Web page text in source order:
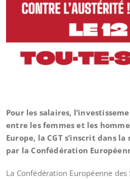
Pour les salaires,
entre les femmes et les
Europe, la CGT s’inscrit dans
par la Confédération
La Confédération Européenne des